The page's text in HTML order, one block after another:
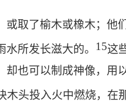
或取了榆木或橡木；他
所发长滋大的。 15这
却也可以制成神像，用
木头投入火中燃烧，在